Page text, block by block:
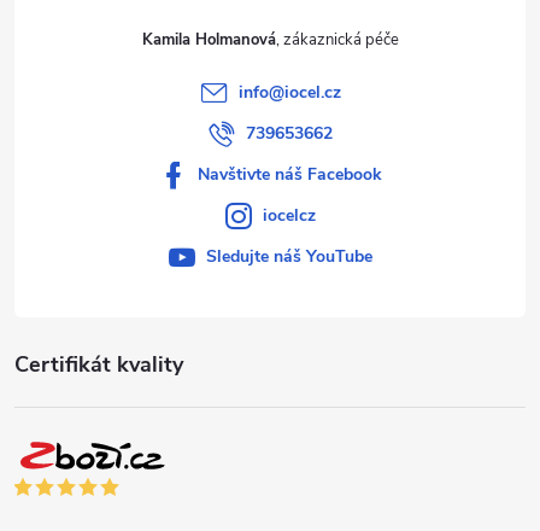
Certifikát kvality
Kamila Holmanová
info@iocel.cz
739653662
Navštivte náš Facebook
iocelcz
Sledujte náš YouTube